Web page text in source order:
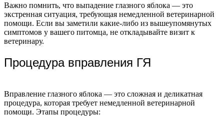
Важно помнить, что выпадение глазного яблока — это
экстренная ситуация, требующая немедленной ветеринарной
помощи. Если вы заметили какие-либо из вышеупомянутых
симптомов у вашего питомца, не откладывайте визит к
ветеринару.
Процедура вправления ГЯ
Вправление глазного яблока — это сложная и деликатная
процедура, которая требует немедленной ветеринарной
помощи. Этапы процедуры: